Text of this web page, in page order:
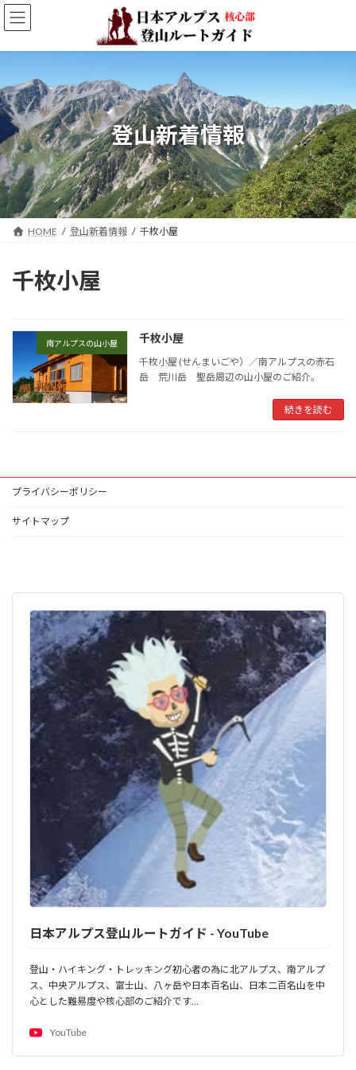
コ
ン
ン
へ
ス
キ
ッ
プ
ナ
ビ
ー
ョ
ン
に
移
動
登山新着情報
HOME 登山新着情報 千枚小屋
千枚小屋
南アルプスの山小屋 千枚小屋
千枚小屋 (せんまいごや）／南アルプスの赤石
岳 荒川岳 聖岳周辺の山小屋のご紹介。
続きを読む
プライバシーポリシー
サイトマップ
日本アルプス登山ルートガイド - YouTube
登山・ハイキング・トレッキング初心者の為に北アルプス、南アルプ
ス、中央アルプス、富士山、八ヶ岳や日本百名山、日本二百名山を中
心とした難易度や核心部のご紹介です…
YouTube